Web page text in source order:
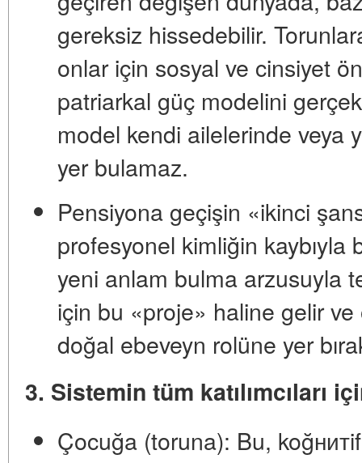
gereksiz hissedebilir.
onlar için sosyal ve cinsiyet
patriarkal güç modelini
model kendi ailelerinde veya
yer bulamaz.
Pensiyona geçişin «ikinci
profesyonel kimliğin
yeni anlam bulma arzusuyla
için bu «proje» haline gelir
doğal ebeveyn rolüne yer
3. Sistemin tüm katılımcıları
Çocuğa (toruna): Bu,